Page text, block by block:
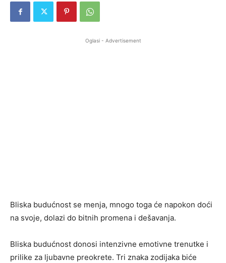
Oglasi - Advertisement
Bliska budućnost se menja, mnogo toga će napokon doći
na svoje, dolazi do bitnih promena i dešavanja.
Bliska budućnost donosi intenzivne emotivne trenutke i
prilike za ljubavne preokrete. Tri znaka zodijaka biće